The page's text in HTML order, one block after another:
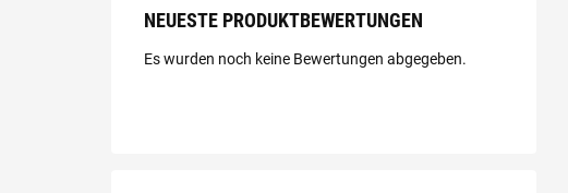
NEUESTE PRODUKTBEWERTUNGEN
Es wurden noch keine Bewertungen abgegeben.